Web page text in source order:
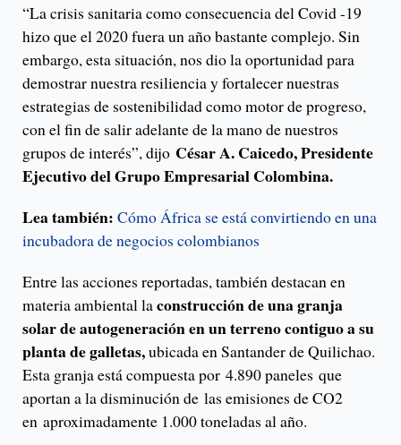
“La crisis sanitaria como consecuencia del Covid -19
hizo que el 2020 fuera un año bastante complejo. Sin
embargo, esta situación, nos dio la oportunidad para
demostrar nuestra resiliencia y fortalecer nuestras
estrategias de sostenibilidad como motor de progreso,
con el fin de salir adelante de la mano de nuestros
grupos de interés”, dijo César A. Caicedo, Presidente
Ejecutivo del Grupo Empresarial Colombina.
Lea también: Cómo África se está convirtiendo en una
incubadora de negocios colombianos
Entre las acciones reportadas, también destacan en
materia ambiental laconstrucción de una granja
solar de autogeneración en un terreno contiguo a su
planta de galletas,ubicada en Santander de Quilichao.
Esta granja está compuesta por 4.890 paneles que
aportan a la disminución de las emisiones de CO2
en aproximadamente 1.000 toneladas al año.